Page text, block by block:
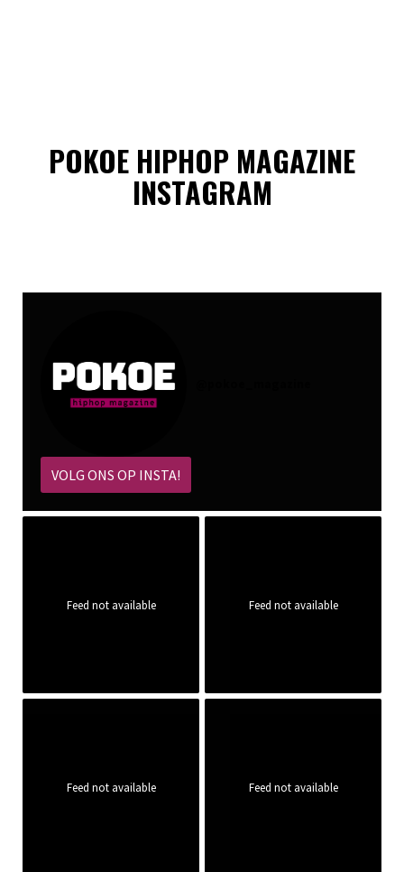
POKOE HIPHOP MAGAZINE
INSTAGRAM
VOLG ONS OP INSTA!
Feed not available Feed not available
Feed not available Feed not available